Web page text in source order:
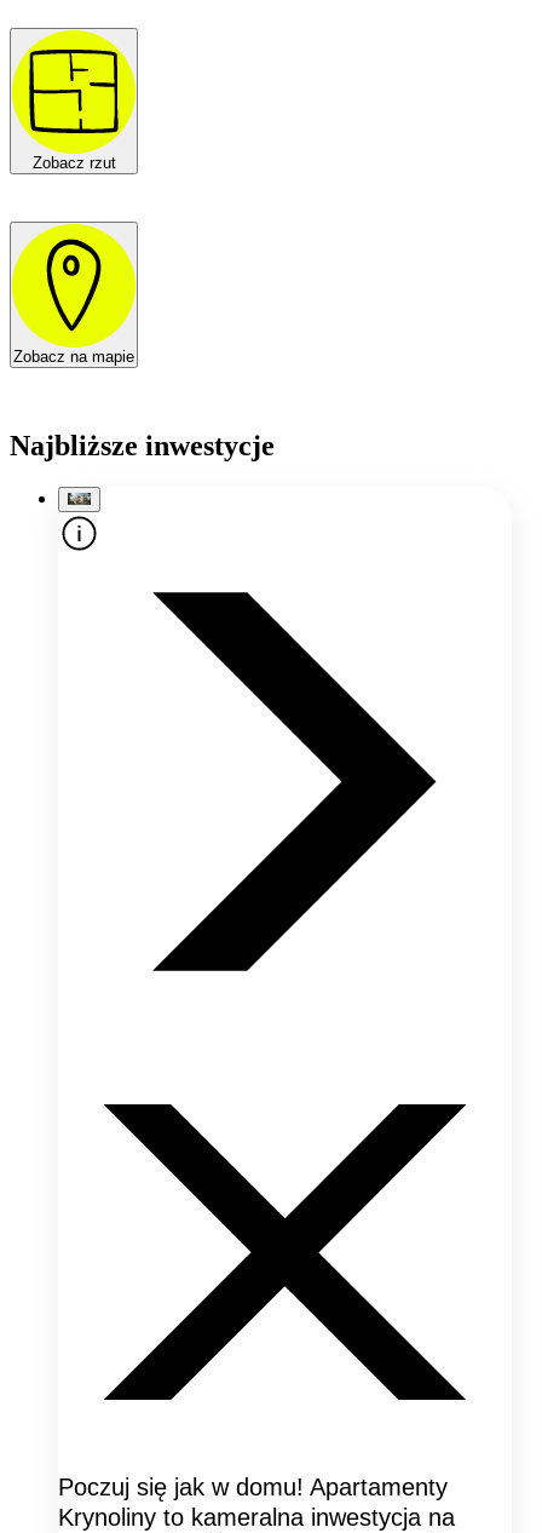
Zobacz rzut
Zobacz na mapie
Najbliższe inwestycje
Poczuj się jak w domu! Apartamenty
Krynoliny to kameralna inwestycja na